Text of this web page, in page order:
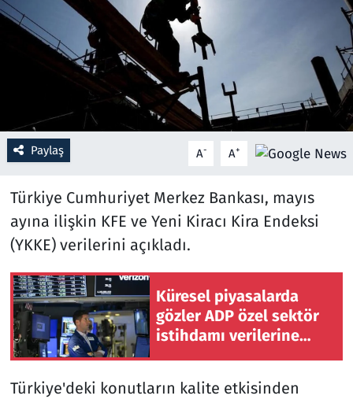
Paylaş A- A+
Türkiye Cumhuriyet Merkez Bankası, mayıs
ayına ilişkin KFE ve Yeni Kiracı Kira Endeksi
(YKKE) verilerini açıkladı.
Küresel piyasalarda
gözler ADP özel sektör
istihdamı verilerine
Türkiye'deki konutların kalite etkisinden
Oyun
Ramazan
Resmi İlanlar
Rüya Tabirleri
Sağlık
Savunma Sanayi
Seçim 2023
Spor
Teknoloji ve Bilim